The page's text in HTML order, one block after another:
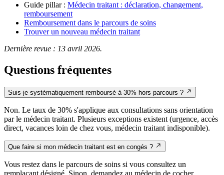
Guide pillar : Médecin traitant : déclaration, changement,
remboursement
Remboursement dans le parcours de soins
Trouver un nouveau médecin traitant
Dernière revue : 13 avril 2026.
Questions fréquentes
Suis-je systématiquement remboursé à 30% hors parcours ?
Non. Le taux de 30% s'applique aux consultations sans orientation
par le médecin traitant. Plusieurs exceptions existent (urgence, accès
direct, vacances loin de chez vous, médecin traitant indisponible).
Que faire si mon médecin traitant est en congés ?
Vous restez dans le parcours de soins si vous consultez un
remplaçant désigné. Sinon, demandez au médecin de cocher